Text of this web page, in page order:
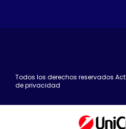
Todos los derechos reservados
de privacidad